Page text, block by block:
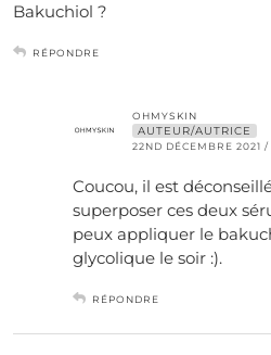
Bakuchiol ?
RÉPONDRE
OHMYSKIN
AUTEUR/AUTRICE
22ND DÉCEMBRE 2021 /
Coucou, il est
superposer ces deux
peux appliquer le
glycolique le soir :).
RÉPONDRE